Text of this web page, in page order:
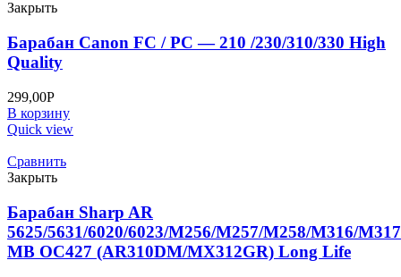
Закрыть
Барабан Canon FC / PC — 210 /230/310/330 High
Quality
299,00Р
В корзину
Quick view
Сравнить
Закрыть
Барабан Sharp AR
5625/5631/6020/6023/M256/M257/M258/M316/
MB OC427 (AR310DM/MX312GR) Long Life